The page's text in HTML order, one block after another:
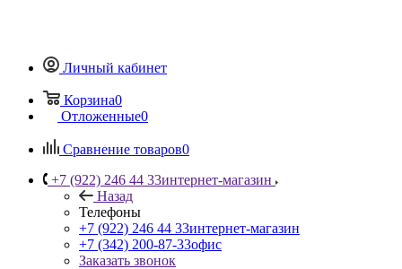
Личный кабинет
Корзина0
Отложенные0
Сравнение товаров0
+7 (922) 246 44 33интернет-магазин
Назад
Телефоны
+7 (922) 246 44 33интернет-магазин
+7 (342) 200-87-33офис
Заказать звонок